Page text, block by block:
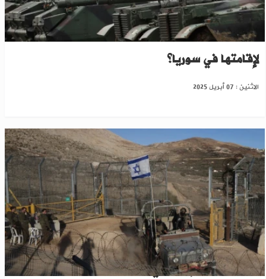
هل تتخلى تركيا عن قواعد عسكرية تسعى
لإقامتها في سوريا؟
الاثنين : 07 أبريل 2025
تقرير: توغل إسرائيلي جديد يتجاوز المنطقة